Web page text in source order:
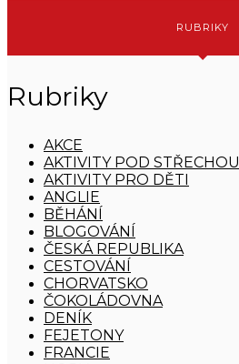
RUBRIKY
Rubriky
AKCE
AKTIVITY POD STŘECHOU
AKTIVITY PRO DĚTI
ANGLIE
BĚHÁNÍ
BLOGOVÁNÍ
ČESKÁ REPUBLIKA
CESTOVÁNÍ
CHORVATSKO
ČOKOLÁDOVNA
DENÍK
FEJETONY
FRANCIE